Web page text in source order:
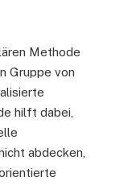
Methode
Gruppe von
hilft dabei,
abdecken,